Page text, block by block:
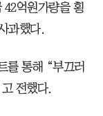
억원가량을 횡
과했다.
를 통해 “부끄러
전했다.